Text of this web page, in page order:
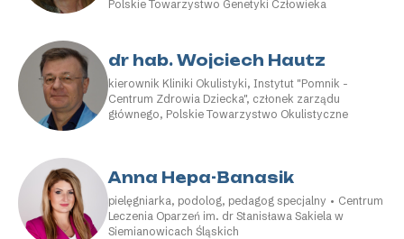
Polskie Towarzystwo Genetyki Człowieka
dr hab. Wojciech Hautz
kierownik Kliniki Okulistyki, Instytut "Pomnik -
Centrum Zdrowia Dziecka", członek zarządu
głównego, Polskie Towarzystwo Okulistyczne
Anna Hepa-Banasik
pielęgniarka, podolog, pedagog specjalny • Centrum
Leczenia Oparzeń im. dr Stanisława Sakiela w
Siemianowicach Śląskich